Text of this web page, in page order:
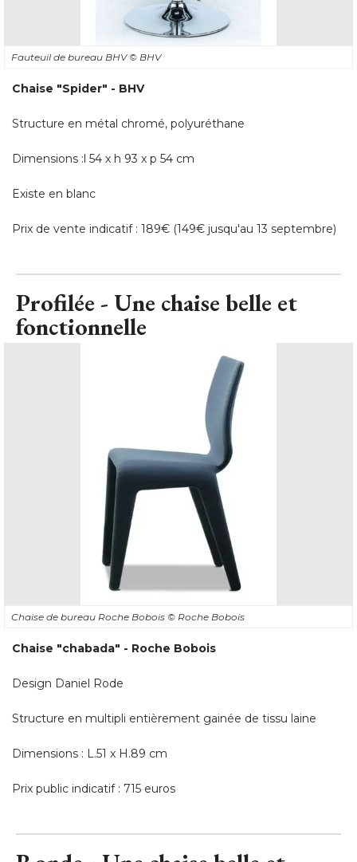
Fauteuil de bureau BHV© BHV
Chaise "Spider" - BHV
Structure en métal chromé, polyuréthane
Dimensions :l 54 x h 93 x p 54 cm
Existe en blanc
Prix de vente indicatif : 189€ (149€ jusqu'au 13 septembre)
Profilée - Une chaise belle et
fonctionnelle
Chaise de bureau Roche Bobois © Roche Bobois
Chaise "chabada" - Roche Bobois
Design Daniel Rode
Structure en multipli entièrement gainée de tissu laine
Dimensions : L.51 x H.89 cm
Prix public indicatif : 715 euros